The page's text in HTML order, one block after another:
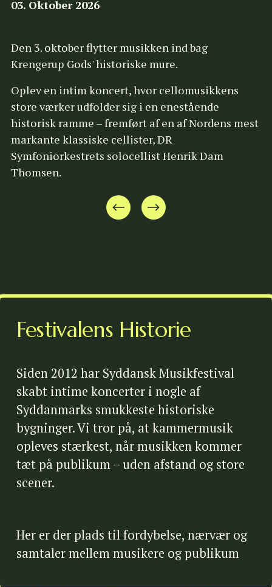
03. Oktober 2026
Den 3. oktober flytter musikken ind bag
Krengerup Gods' historiske mure.
Oplev en intim koncert, hvor cellomusikkens
store værker udfolder sig i en enestående
historisk ramme – fremført af en af Nordens mest
markante klassiske cellister, DR
Symfoniorkestrets solocellist Henrik Dam
Thomsen.
Festivalens Historie
Siden 2012 har Syddansk Musikfestival
skabt intime koncerter i nogle af
Syddanmarks smukkeste historiske
bygninger. Vi tror på, at kammermusik
opleves stærkest, når musikken kommer
tæt på publikum – uden afstand og store
scener.
Her er der plads til fordybelse, nærvær og
samtaler mellem musikere og publikum